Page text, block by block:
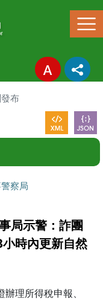
布
察局
局示警：詐團
時內更新自然
理所得稅申報、